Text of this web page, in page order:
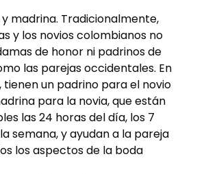
y madrina. Tradicionalmente,
y los novios colombianos no
de honor ni padrinos de
las parejas occidentales. En
tienen un padrino para el novio
para la novia, que están
las 24 horas del día, los 7
semana, y ayudan a la pareja
los aspectos de la boda